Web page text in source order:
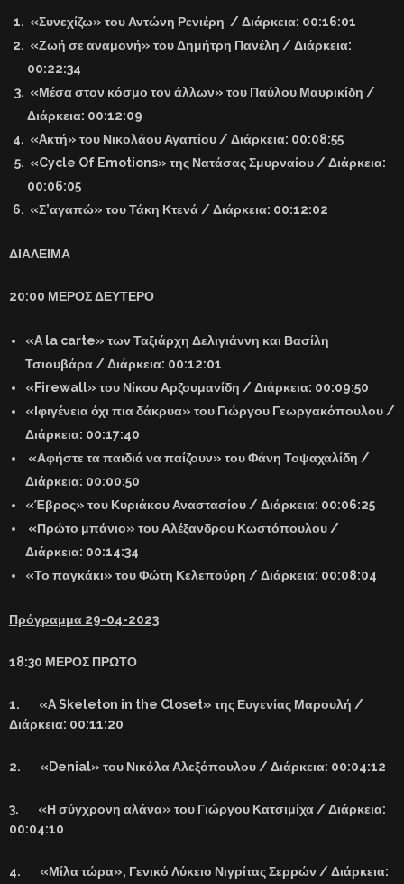
«Συνεχίζω» του Αντώνη Ρενιέρη / Διάρκεια: 00:16:01
«Ζωή σε αναμονή» του Δημήτρη Πανέλη / Διάρκεια:
00:22:34
«Μέσα στον κόσμο τον άλλων» του Παύλου Μαυρικίδη /
Διάρκεια: 00:12:09
«Aκτή» του Νικολάου Αγαπίου / Διάρκεια: 00:08:55
«Cycle Of Emotions» της Νατάσας Σμυρναίου / Διάρκεια:
00:06:05
«Σ’αγαπώ» του Τάκη Κτενά / Διάρκεια: 00:12:02
ΔΙΑΛΕΙΜΑ
20:00 ΜΕΡΟΣ ΔΕΥΤΕΡΟ
«A la carte» των Ταξιάρχη Δελιγιάννη και Βασίλη
Τσιουβάρα / Διάρκεια: 00:12:01
«Firewall» του Νίκου Αρζουμανίδη / Διάρκεια: 00:09:50
«Ιφιγένεια όχι πια δάκρυα» του Γιώργου Γεωργακόπουλου /
Διάρκεια: 00:17:40
«Αφήστε τα παιδιά να παίζουν» του Φάνη Τοψαχαλίδη /
Διάρκεια: 00:00:50
«Έβρος» του Κυριάκου Αναστασίου / Διάρκεια: 00:06:25
«Πρώτο μπάνιο» του Αλέξανδρου Κωστόπουλου /
Διάρκεια: 00:14:34
«Το παγκάκι» του Φώτη Κελεπούρη / Διάρκεια: 00:08:04
Πρόγραμμα 29-04-2023
18:30 ΜΕΡΟΣ ΠΡΩΤΟ
1. «A Skeleton in the Closet» της Ευγενίας Μαρουλή /
Διάρκεια: 00:11:20
2. «Denial» του Νικόλα Αλεξόπουλου / Διάρκεια: 00:04:12
3. «Η σύγχρονη αλάνα» του Γιώργου Κατσιμίχα / Διάρκεια:
00:04:10
4. «Μίλα τώρα», Γενικό Λύκειο Νιγρίτας Σερρών / Διάρκεια: